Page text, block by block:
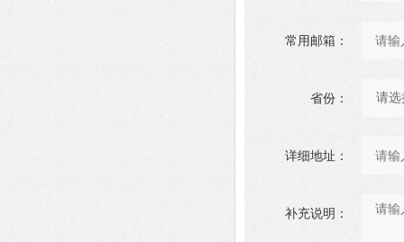
常用邮箱：
省份：
详细地址：
补充说明：